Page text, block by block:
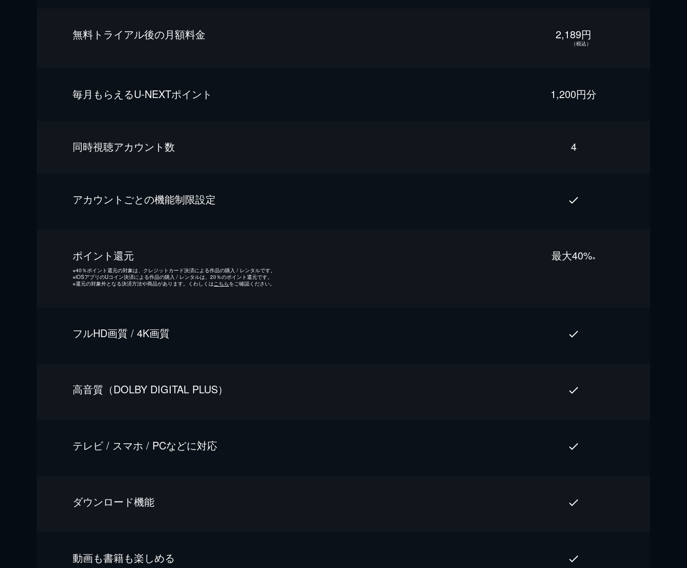
無料トライアル後の⽉額料金 2,189円
（税込）
毎⽉もらえるU-NEXTポイント 1,200円分
同時視聴アカウント数 4
アカウントごとの機能制限設定
ポイント還元 最⼤40%※
※40％ポイント還元の対象は、クレジットカード決済による作品の購入 / レンタルです。
※iOSアプリのUコイン決済による作品の購入 / レンタルは、20％のポイント還元です。
※還元の対象外となる決済方法や商品があります。くわしくはこちらをご確認ください。
フルHD画質 / 4K画質
⾼⾳質（DOLBY DIGITAL PLUS）
テレビ / スマホ / PCなどに対応
ダウンロード機能
動画も書籍も楽しめる